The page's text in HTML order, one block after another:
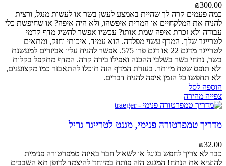
₪300.00
כמה פעמים קרה לך שהיית באמצע לעשן בשר או לעשות מנגל, ורצית
להניח את המלקחיים או המרית איפשהו, ולא היה איפה? או שחיפשת כלי
עבודה ולא זכרת איפה שמת אותו? עכשיו אפשר להשיג מדף קדמי
לטרייגר שלך. המדף עשוי מפלדה. הוא עמיד, איכותי וחזק, ומתאים
לטרייגר מדגם 22 או דגם פרו 575. אפשר להניח עליו אביזרים למעשנת
בשר, נתחי בשר בשלבי ההכנה ואפילו בירה קרה. המדף מתקפל בקלות
ולא תופס שטח מיותר. בעזרת המדף הזה תוכלו להתאבזר כמו מקצוענים,
ולא תחפשו כל הזמן איפה להניח דברים.
הוספה לסל
צפייה מהירה
מדריך טמפרטורה פנימי, מגנט לטרייגר גריל
₪32.00
כבר לא צריך לחפש בגוגל או לשאול חבר באיזה טמפרטורה פנימית
להוציא את הנתח! המגנט הזה פותח במיוחד להיצמד לדופן תא השבבים